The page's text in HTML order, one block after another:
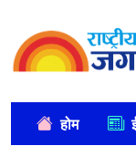
होम